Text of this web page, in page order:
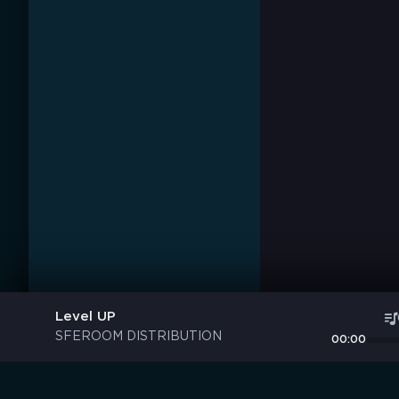
Level UP
SFEROOM DISTRIBUTION 00:00